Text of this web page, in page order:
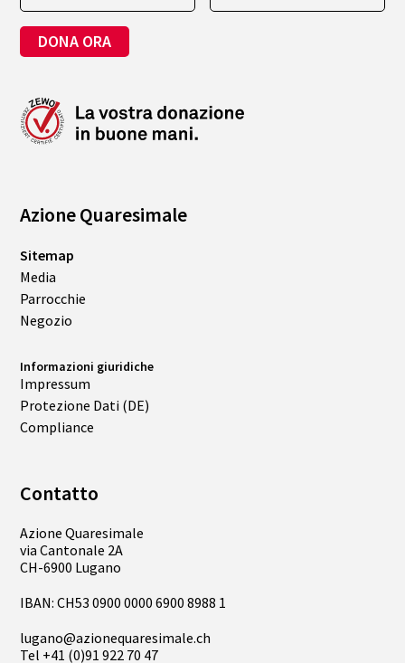
Azione Quaresimale
Sitemap
Media
Parrocchie
Negozio
Informazioni giuridiche
Impressum
Protezione Dati (DE)
Compliance
DONA ORA
Contatto
Azione Quaresimale
via Cantonale 2A
CH-6900 Lugano
IBAN: CH53 0900 0000 6900 8988 1
lugano@azionequaresimale.ch
Tel +41 (0)91 922 70 47